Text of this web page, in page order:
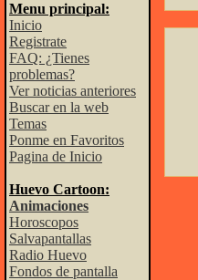
Menu principal:
Inicio
Registrate
FAQ: ¿Tienes
problemas?
Ver noticias anteriores
Buscar en la web
Temas
Ponme en Favoritos
Pagina de Inicio
Huevo Cartoon:
Animaciones
Horoscopos
Salvapantallas
Radio Huevo
Fondos de pantalla